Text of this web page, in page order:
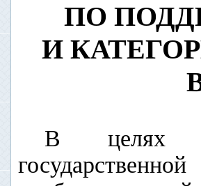
ПО
И
В целях